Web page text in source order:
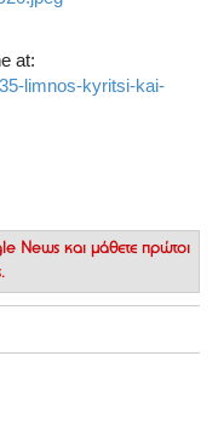
at:
limnos-kyritsi-kai-
News και μάθετε πρώτοι